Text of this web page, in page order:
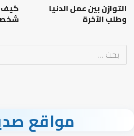
التوازن بين عمل الدنيا
وطلب الآخرة
كيف
مواقع